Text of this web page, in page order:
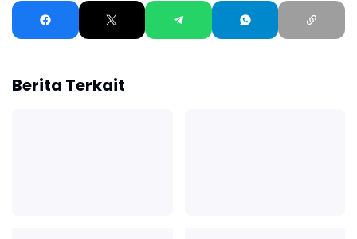
Berita Terkait